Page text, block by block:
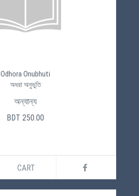
Odhora Onubhuti
অধরা অনুভুতি
অন্যান্য
BDT 250.00
CART